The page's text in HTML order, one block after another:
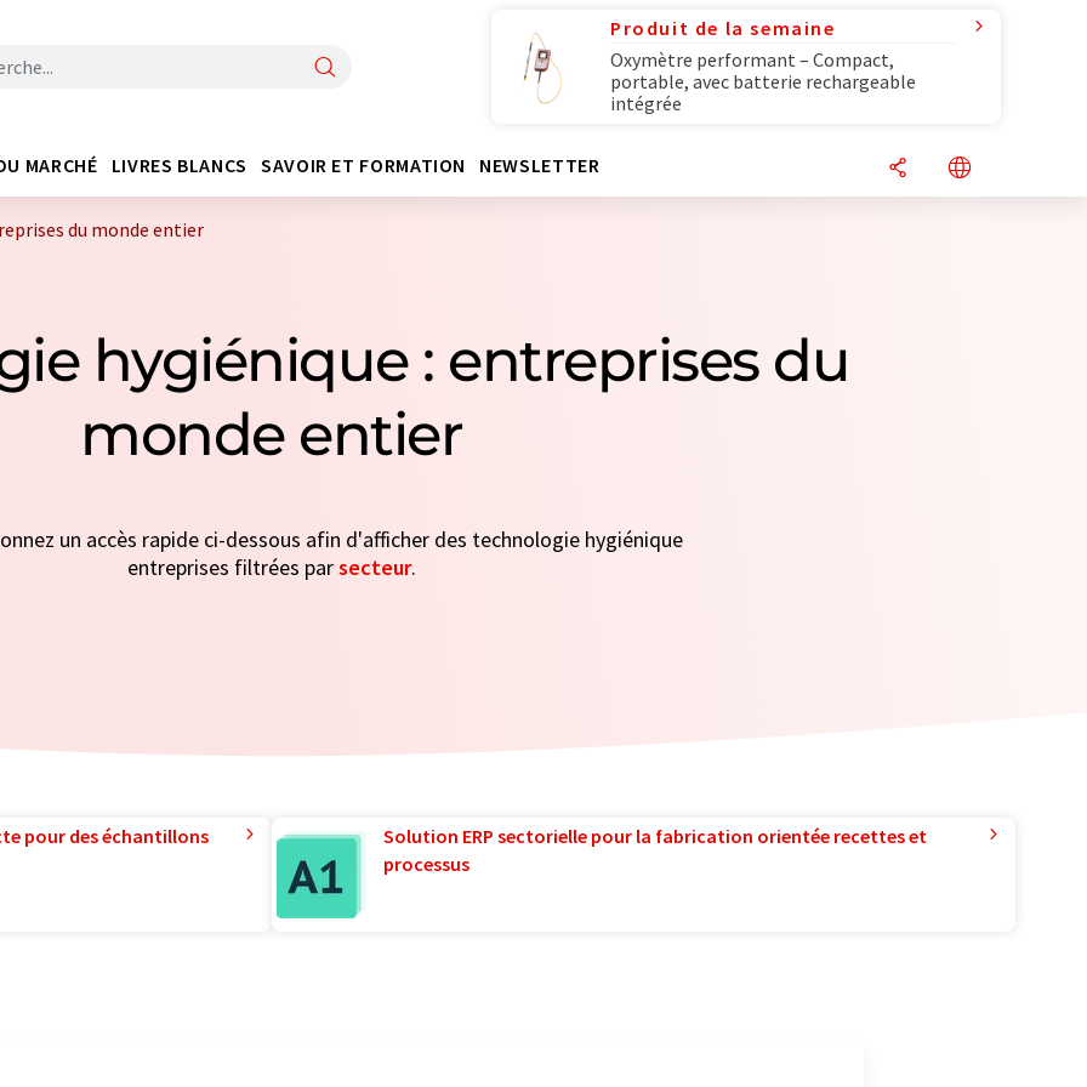
Produit de la semaine
Oxymètre performant – Compact,
portable, avec batterie rechargeable
intégrée
MARCHÉ LIVRES BLANCS SAVOIR ET FORMATION NEWSLETTER
du monde entier
hygiénique : entreprises du
monde entier
un accès rapide ci-dessous afin d'afficher des technologie hygiénique
entreprises filtrées parsecteur.
pour des échantillons
Solution ERP sectorielle pour la fabrication orientée recettes et
processus